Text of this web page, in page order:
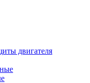
двигателя